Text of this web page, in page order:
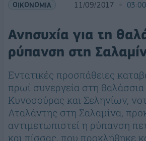
ΟΙΚΟΝΟΜΙΑ 11/09/2017 03:00
Ανησυχία για τη
ρύπανση στη
Εντατικές προσπάθειες
πρωί συνεργεία στη
Κυνοσούρας και Σεληνίων,
Αταλάντης στη Σαλαμίνα,
αντιμετωπιστεί η ρύπανση
και πίσσας, που προκλήθηκε